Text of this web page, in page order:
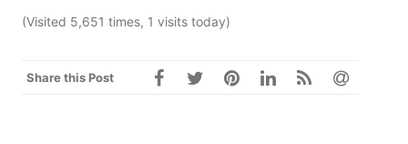
(Visited 5,651 times, 1 visits today)
Share this Post